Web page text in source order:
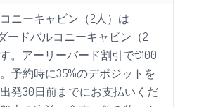
ニーキャビン（2人）は
ードバルコニーキャビン（2
。アーリーバード割引で€100
予約時に35%のデポジットを
発30日前までにお支払いくだ